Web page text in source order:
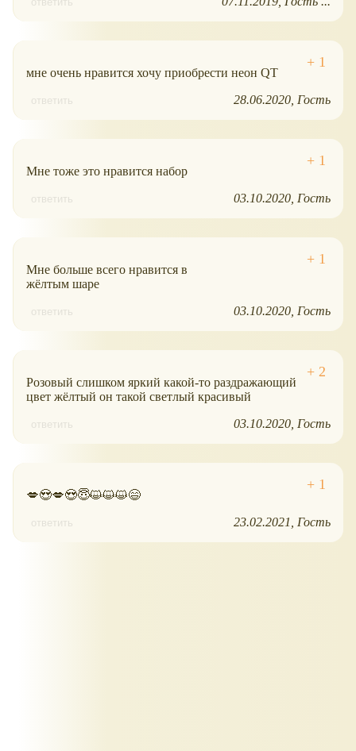
мне очень нравится хочу приобрести неон QT
ответить 28.06.2020 Гость
Мне тоже это нравится набор
ответить 03.10.2020 Гость
Мне больше всего нравится в
жёлтым шаре
ответить 03.10.2020 Гость
Розовый слишком яркий какой-то раздражающий
цвет жёлтый он такой светлый красивый
ответить 03.10.2020 Гость
💋😍💋😍😇😺😺😺😄
ответить 23.02.2021 Гость